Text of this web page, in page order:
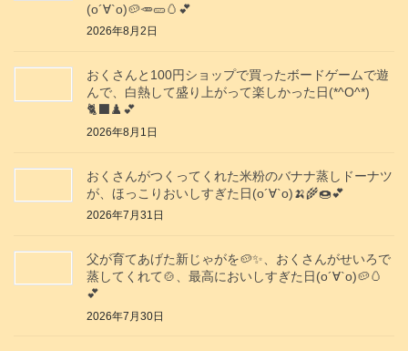
(о´∀`о)🥔🥕🥒🥚💕
2026年8月2日
おくさんと100円ショップで買ったボードゲームで遊
んで、白熱して盛り上がって楽しかった日(*^O^*)
🐈‍⬛♟️💕
2026年8月1日
おくさんがつくってくれた米粉のバナナ蒸しドーナツ
が、ほっこりおいしすぎた日(о´∀`о)🍌🌾🍩💕
2026年7月31日
父が育てあげた新じゃがを🥔✨️、おくさんがせいろで
蒸してくれて🍲、最高においしすぎた日(о´∀`о)🥔🥚
💕
2026年7月30日